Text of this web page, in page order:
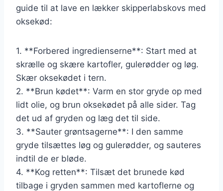
guide til at lave en lækker skipperlabskovs med
oksekød:
1. **Forbered ingredienserne**: Start med at
skrælle og skære kartofler, gulerødder og løg.
Skær oksekødet i tern.
2. **Brun kødet**: Varm en stor gryde op med
lidt olie, og brun oksekødet på alle sider. Tag
det ud af gryden og læg det til side.
3. **Sauter grøntsagerne**: I den samme
gryde tilsættes løg og gulerødder, og sauteres
indtil de er bløde.
4. **Kog retten**: Tilsæt det brunede kød
tilbage i gryden sammen med kartoflerne og